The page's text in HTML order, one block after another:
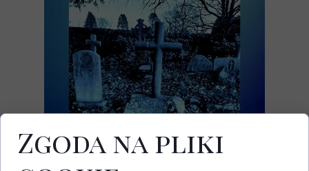
Zgoda na pliki